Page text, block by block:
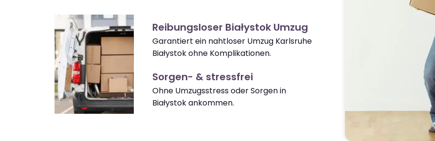
Reibungsloser Białystok Umzug
Garantiert ein nahtloser Umzug Karlsruhe
Białystok ohne Komplikationen.
Sorgen- & stressfrei
Ohne Umzugsstress oder Sorgen in
Białystok ankommen.